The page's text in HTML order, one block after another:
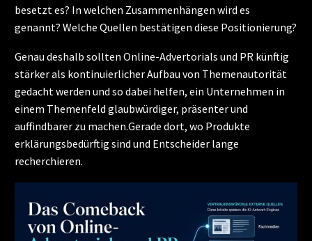
besetzt es? In welchen Zusammenhängen wird es
genannt? Welche Quellen bestätigen diese Positionierung?
Genau deshalb sollten Online-Advertorials und PR künftig
stärker als kontinuierlicher Aufbau von Themenautorität
gedacht werden und so dabei helfen, ein Unternehmen in
einem Themenfeld glaubwürdiger, präsenter und
auffindbarer zu machen.Gerade dort, wo Produkte
erklärungsbedürftig sind und Entscheider lange
recherchieren.